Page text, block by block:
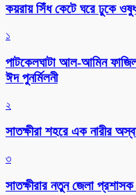
কয়রায় সিঁধ কেটে ঘরে ঢুকে
১
পাটকেলঘাটা আল-আমিন
ঈদ পুনর্মিলনী
২
সাতক্ষীরা শহরে এক নারীর
৩
সাতক্ষীরার নতুন জেলা